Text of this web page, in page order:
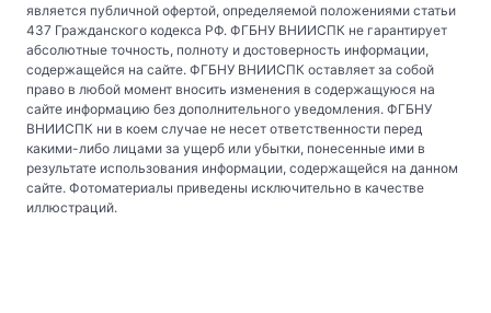
является публичной офертой, определяемой положениями статьи
437 Гражданского кодекса РФ. ФГБНУ ВНИИСПК не гарантирует
абсолютные точность, полноту и достоверность информации,
содержащейся на сайте. ФГБНУ ВНИИСПК оставляет за собой
право в любой момент вносить изменения в содержащуюся на
сайте информацию без дополнительного уведомления. ФГБНУ
ВНИИСПК ни в коем случае не несет ответственности перед
какими-либо лицами за ущерб или убытки, понесенные ими в
результате использования информации, содержащейся на данном
сайте. Фотоматериалы приведены исключительно в качестве
иллюстраций.